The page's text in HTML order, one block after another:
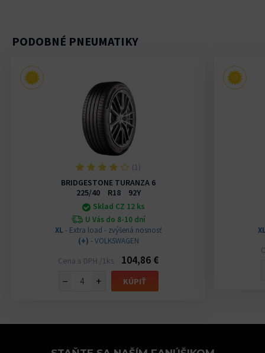
PODOBNÉ PNEUMATIKY
(1)
BRIDGESTONE TURANZA 6
225/40 R18 92Y
Sklad CZ 12 ks
U Vás do 8-10 dní
XL- Extra load - zvýšená nosnosť
(+) - VOLKSWAGEN
Cena s DPH /1ks
104,86 €
−
+ KÚPIŤ